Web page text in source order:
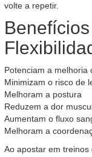
volte a repetir.
Potenciam a melhoria
Minimizam o risco de
Melhoram a postura
Reduzem a dor
Aumentam o fluxo
Melhoram a
Ao apostar em